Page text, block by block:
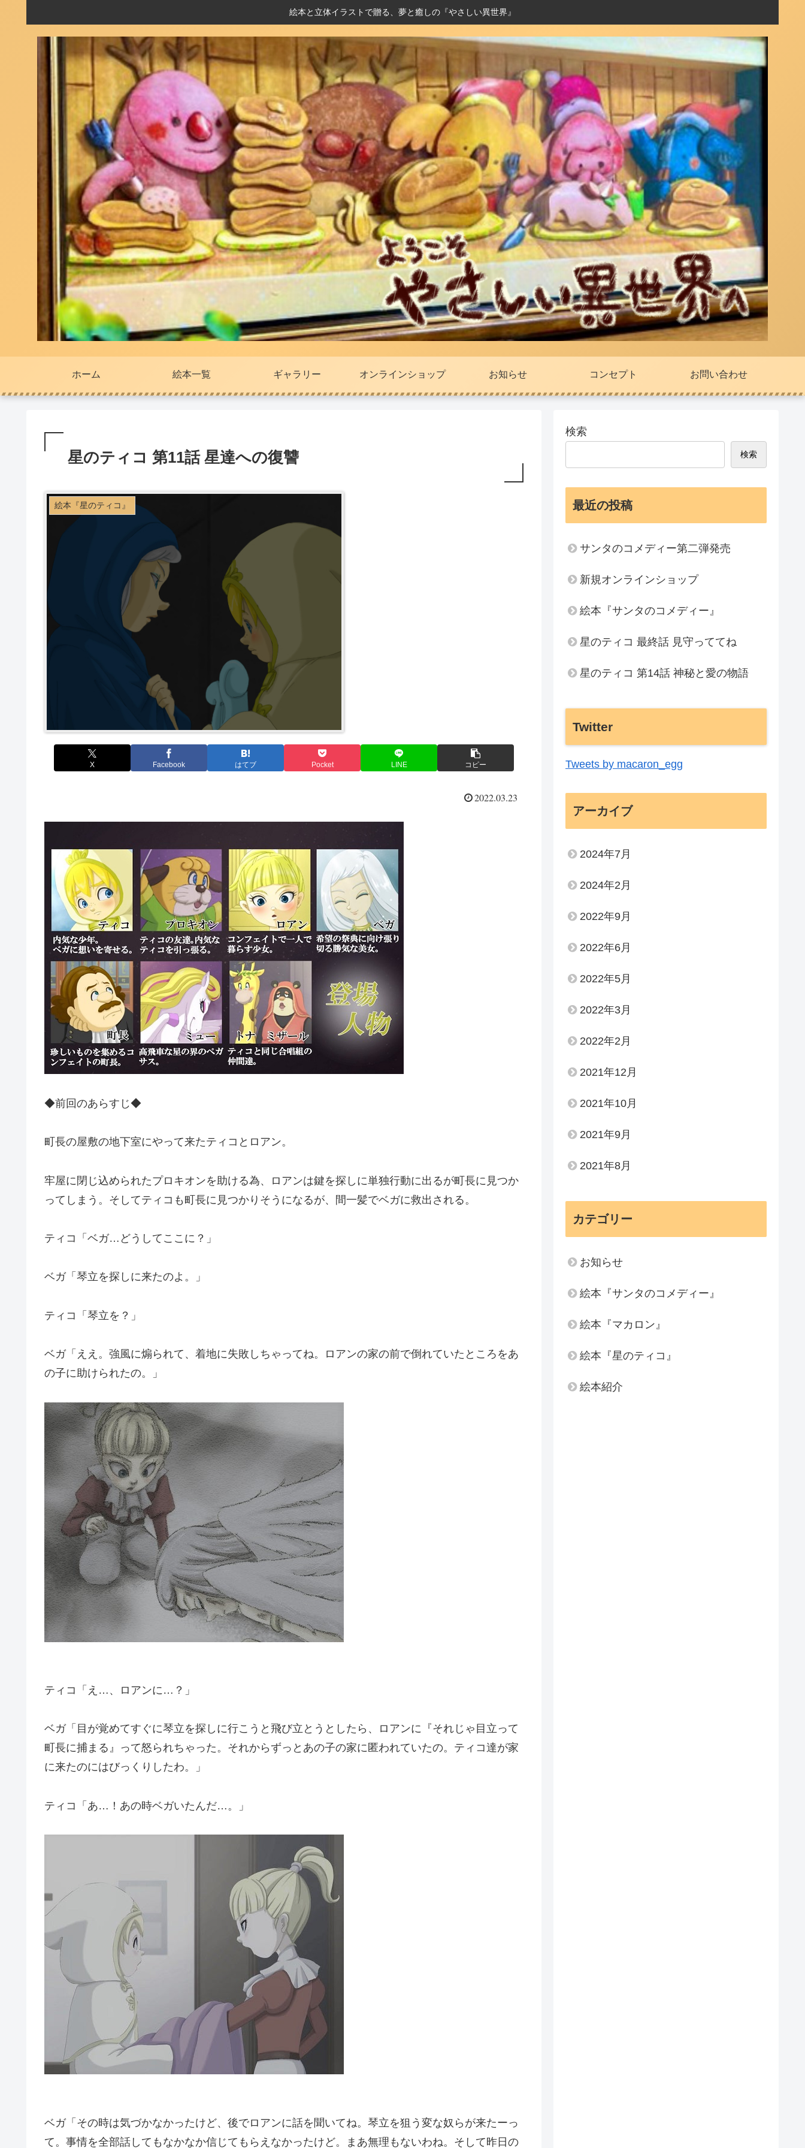
絵本と立体イラストで贈る、夢と癒しの『やさしい異世界』
ホーム 絵本一覧 ギャラリー オンラインショップ お知らせ コンセプト お問い合わせ
星のティコ 第11話 星達への復讐
絵本『星のティコ』
X Facebook はてブ Pocket LINE コピー
2022.03.23
◆前回のあらすじ◆
町長の屋敷の地下室にやって来たティコとロアン。
牢屋に閉じ込められたプロキオンを助ける為、ロアンは鍵を探しに単独行動に出るが町長に見つか
ってしまう。そしてティコも町長に見つかりそうになるが、間一髪でベガに救出される。
ティコ「ベガ…どうしてここに？」
ベガ「琴立を探しに来たのよ。」
ティコ「琴立を？」
ベガ「ええ。強風に煽られて、着地に失敗しちゃってね。ロアンの家の前で倒れていたところをあ
の子に助けられたの。」
ティコ「え…、ロアンに…？」
ベガ「目が覚めてすぐに琴立を探しに行こうと飛び立とうとしたら、ロアンに『それじゃ目立って
町長に捕まる』って怒られちゃった。それからずっとあの子の家に匿われていたの。ティコ達が家
に来たのにはびっくりしたわ。」
ティコ「あ…！あの時ベガいたんだ…。」
ベガ「その時は気づかなかったけど、後でロアンに話を聞いてね。琴立を狙う変な奴らが来たーっ
て。事情を全部話してもなかなか信じてもらえなかったけど。まあ無理もないわね。そして昨日の
検索
検索
最近の投稿
サンタのコメディー第二弾発売
新規オンラインショップ
絵本『サンタのコメディー』
星のティコ 最終話 見守っててね
星のティコ 第14話 神秘と愛の物語
Twitter
Tweets by macaron_egg
アーカイブ
2024年7月
2024年2月
2022年9月
2022年6月
2022年5月
2022年3月
2022年2月
2021年12月
2021年10月
2021年9月
2021年8月
カテゴリー
お知らせ
絵本『サンタのコメディー』
絵本『マカロン』
絵本『星のティコ』
絵本紹介